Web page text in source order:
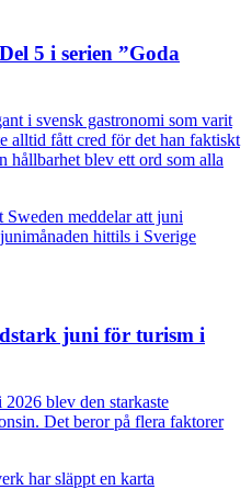
5 i serien ”Goda
i svensk gastronomi som varit
alltid fått cred för det han faktiskt
hållbarhet blev ett ord som alla
juni för turism i
blev den starkaste
Det beror på flera faktorer